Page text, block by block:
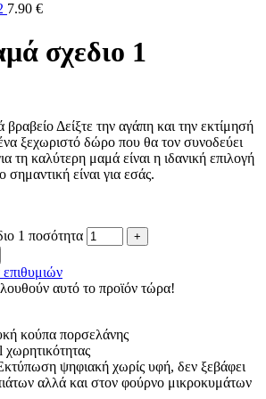
7.90 €
σχεδιο 1
Δείξτε την αγάπη και την εκτίμησή
ξεχωριστό δώρο που θα τον συνοδεύει
τη καλύτερη μαμά είναι η ιδανική επιλογή
σημαντική είναι για εσάς.
1 ποσότητα
αυτό το προϊόν τώρα!
κούπα πορσελάνης
ψηφιακή χωρίς υφή, δεν ξεβάφει
αλλά και στον φούρνο μικροκυμάτων